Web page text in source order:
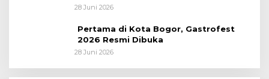
Tahap Optimalisasi
28 Juni 2026
Pertama di Kota Bogor, Gastrofest
2026 Resmi Dibuka
28 Juni 2026